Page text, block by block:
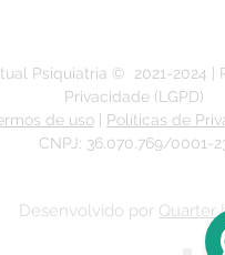
Psiquiatria © 2021-2024 |
Privacidade (LGPD)
de uso | Políticas de
CNPJ: 36.070.769/0001-
Desenvolvido por Quarter